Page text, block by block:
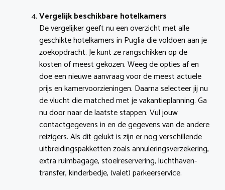
Vergelijk beschikbare hotelkamers
De vergelijker geeft nu een overzicht met alle
geschikte hotelkamers in Puglia die voldoen aan je
zoekopdracht. Je kunt ze rangschikken op de
kosten of meest gekozen. Weeg de opties af en
doe een nieuwe aanvraag voor de meest actuele
prijs en kamervoorzieningen. Daarna selecteer jij nu
de vlucht die matched met je vakantieplanning. Ga
nu door naar de laatste stappen. Vul jouw
contactgegevens in en de gegevens van de andere
reizigers. Als dit gelukt is zijn er nog verschillende
uitbreidingspakketten zoals annuleringsverzekering,
extra ruimbagage, stoelreservering, luchthaven-
transfer, kinderbedje, (valet) parkeerservice.